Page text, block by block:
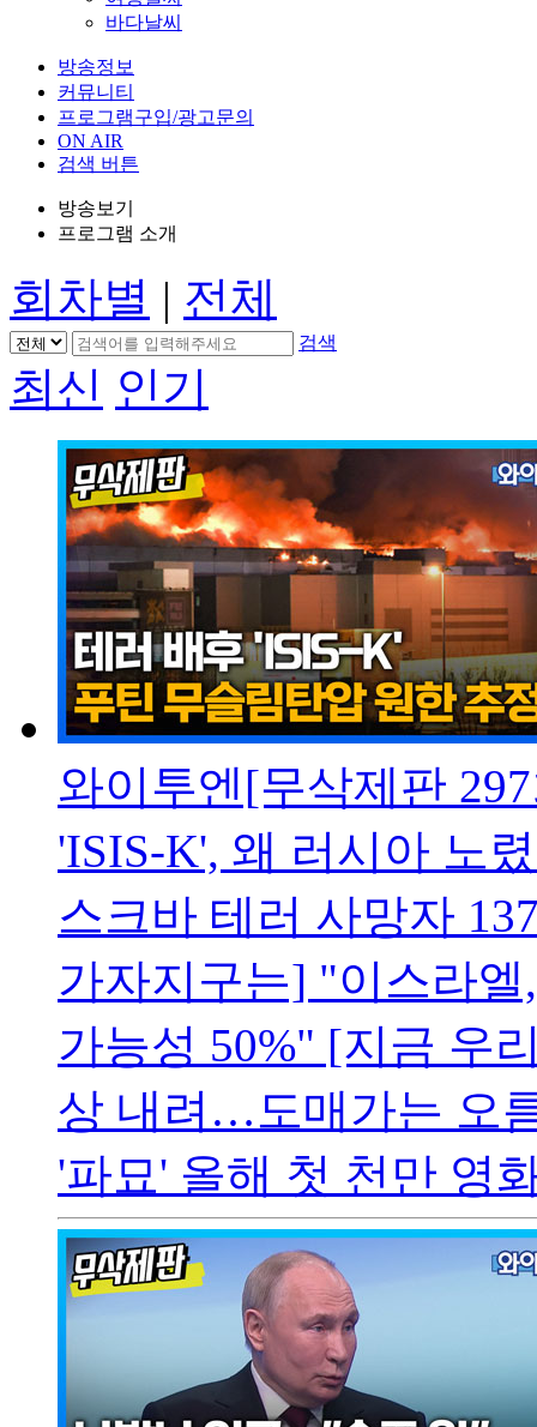
바다날씨
방송정보
커뮤니티
프로그램구입/광고문의
ON AIR
검색 버튼
방송보기
프로그램 소개
회차별 | 전체
검색
최신 인기
와이투엔[무삭제판
'ISIS-K', 왜 러시아 노
스크바 테러 사망자
가자지구는] "이스라
가능성 50%" [지금 우
상 내려…도매가는 오
'파묘' 올해 첫 천만 영